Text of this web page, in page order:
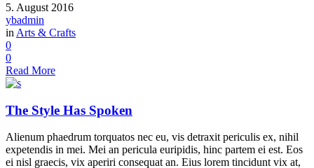
5. August 2016
ybadmin
in Arts & Crafts
0
0
Read More
The Style Has Spoken
Alienum phaedrum torquatos nec eu, vis detraxit periculis ex, nihil
expetendis in mei. Mei an pericula euripidis, hinc partem ei est. Eos
ei nisl graecis, vix aperiri consequat an. Eius lorem tincidunt vix at,